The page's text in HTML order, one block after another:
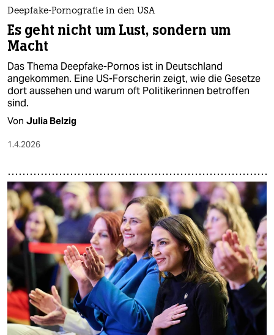
Deepfake-Pornografie in den USA
Es geht nicht um Lust, sondern um
Macht
Das Thema Deepfake-Pornos ist in Deutschland
angekommen. Eine US-Forscherin zeigt, wie die Gesetze
dort aussehen und warum oft Politikerinnen betroffen
sind.
Von Julia Belzig
1.4.2026